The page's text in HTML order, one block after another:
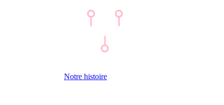
Notre histoire